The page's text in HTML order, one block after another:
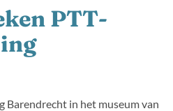
PTT-
Barendrecht in het museum van